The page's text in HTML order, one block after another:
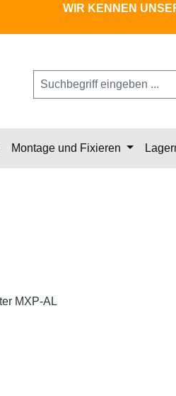
WIR KENNEN
Montage und Fixieren